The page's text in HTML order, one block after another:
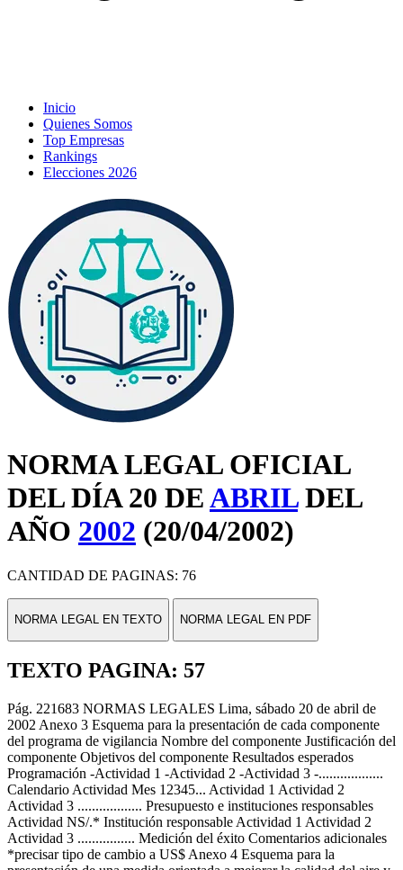
Inicio
Quienes Somos
Top Empresas
Rankings
Elecciones 2026
NORMA LEGAL OFICIAL
DEL DÍA 20 DEABRILDEL
AÑO 2002 (20/04/2002)
CANTIDAD DE PAGINAS: 76
NORMA LEGAL EN TEXTO NORMA LEGAL EN PDF
TEXTO PAGINA: 57
Pág. 221683 NORMAS LEGALES Lima, sábado 20 de abril de
2002 Anexo 3 Esquema para la presentación de cada componente
del programa de vigilancia Nombre del componente Justificación del
componente Objetivos del componente Resultados esperados
Programación -Actividad 1 -Actividad 2 -Actividad 3 -..................
Calendario Actividad Mes 12345... Actividad 1 Actividad 2
Actividad 3 .................. Presupuesto e instituciones responsables
Actividad NS/.* Institución responsable Actividad 1 Actividad 2
Actividad 3 ................ Medición del éxito Comentarios adicionales
*precisar tipo de cambio a US$ Anexo 4 Esquema para la